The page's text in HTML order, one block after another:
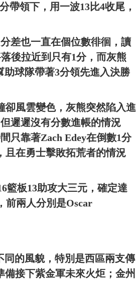
帶領下，用一波13比4收尾，
差也一直在個位數徘徊，讀
後拉近到只有1分，而灰熊
助球隊帶著3分領先進入決勝
卻風雲變色，灰熊突然陷入進
遲遲沒有分數進帳的情況
只靠著Zach Edey在倒數1分
且在勇士擊敗拓荒者的情況
籃板13助攻大三元，確定達
前兩人分別是Oscar
同的風貌，特別是西區兩支傳
接下紫金軍未來火炬；金州